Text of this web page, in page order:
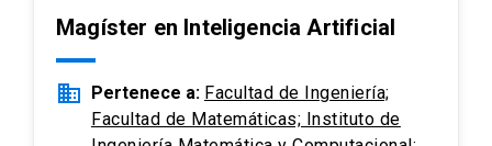
Magíster en Inteligencia Artificial
business Pertenece a: Facultad de Ingeniería;
Facultad de Matemáticas; Instituto de